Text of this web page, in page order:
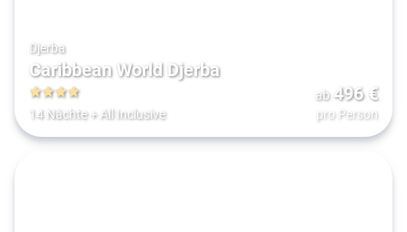
Djerba
Caribbean World Djerba
14 Nächte+ All Inclusive
ab 496€
pro Person